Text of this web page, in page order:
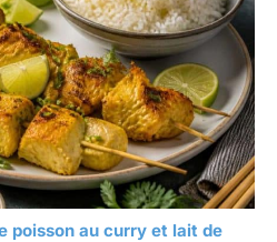
poisson au curry et lait de